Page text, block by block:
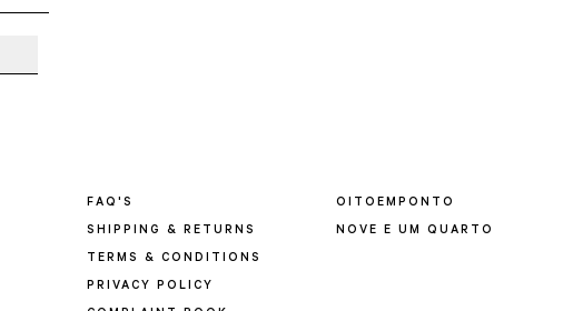
FAQ'S
SHIPPING & RETURNS
TERMS & CONDITIONS
PRIVACY POLICY
OITOEMPONTO
NOVE E UM QUARTO